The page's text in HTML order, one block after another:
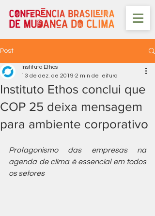
Post
Instituto Ethos conclui que
COP 25 deixa mensagem
para ambiente corporativo
Instituto Ethos
13 de dez. de 2019 2 min de leitura
Protagonismo das empresas na
agenda de clima é essencial em todos
os setores